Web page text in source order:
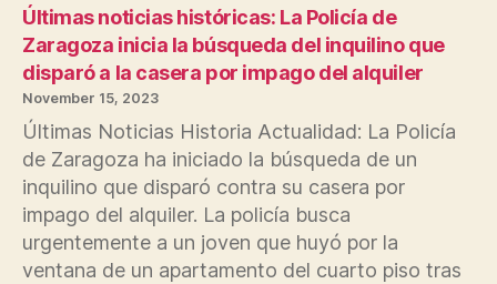
en
Europa
Últimas noticias históricas: La Policía de
Zaragoza inicia la búsqueda del inquilino que
disparó a la casera por impago del alquiler
November 15, 2023
Últimas Noticias Historia Actualidad: La Policía
de Zaragoza ha iniciado la búsqueda de un
inquilino que disparó contra su casera por
impago del alquiler. La policía busca
urgentemente a un joven que huyó por la
ventana de un apartamento del cuarto piso tras